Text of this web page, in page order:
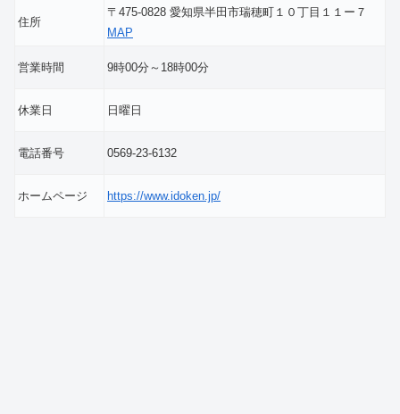
住所
〒475-0828 愛知県半田市瑞穂町１０丁目１１ー７
MAP
営業時間 9時00分～18時00分
休業日 日曜日
電話番号 0569-23-6132
ホームページ https://www.idoken.jp/